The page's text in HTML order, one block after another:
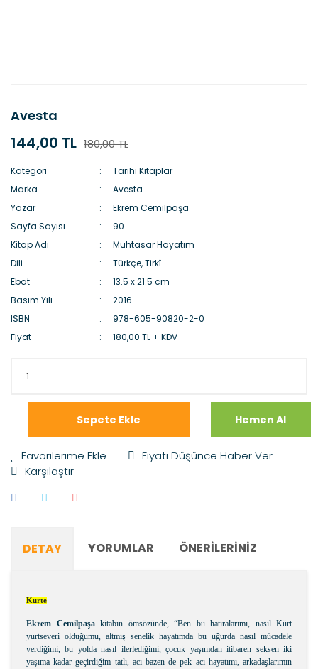
Avesta
144,00 TL 180,00 TL
Kategori
Tarihi Kitaplar
Marka
Avesta
Yazar
Ekrem Cemilpaşa
Sayfa Sayısı
90
Kitap Adı
Muhtasar Hayatım
Dili
Türkçe, Tirkî
Ebat
13.5 x 21.5 cm
Basım Yılı
2016
ISBN
978-605-90820-2-0
Fiyat
180,00 TL + KDV
Sepete Ekle Hemen Al
Fiyatı Düşünce Haber Ver
Karşılaştır
DETAY YORUMLAR ÖNERILERINIZ
Kurte
Ekrem Cemilpaşakitabın ömsözünde, “Ben bu hatıralarımı, nasıl Kürt
yurtseveri olduğumu, altmış senelik hayatımda bu uğurda nasıl mücadele
verdiğimi, bu yolda nasıl ilerlediğimi, çocuk yaşımdan itibaren seksen iki
yaşıma kadar geçirdiğim tatlı, acı bazen de pek acı hayatımı, arkadaşlarımın